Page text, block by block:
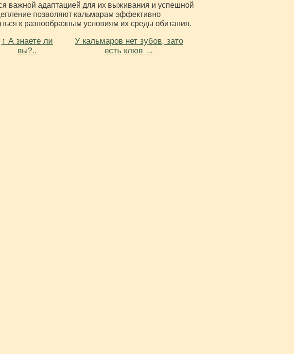
важной адаптацией для их выживания и успешной
позволяют кальмарам эффективно
к разнообразным условиям их среды обитания.
↑ А знаете ли
вы?..
У кальмаров нет зубов, зато
есть клюв →